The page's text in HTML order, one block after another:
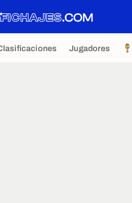
Jugadores